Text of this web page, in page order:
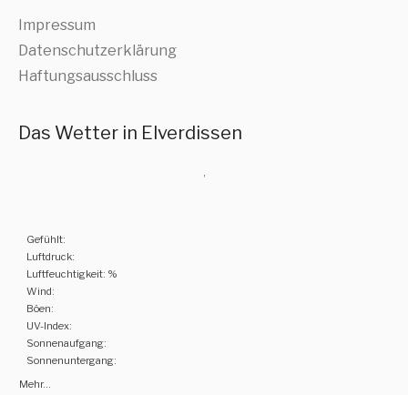
Impressum
Datenschutzerklärung
Haftungsausschluss
Das Wetter in Elverdissen
Gefühlt:
Luftdruck:
Luftfeuchtigkeit: %
Wind:
Böen:
UV-Index:
Sonnenaufgang:
Sonnenuntergang:
Mehr...